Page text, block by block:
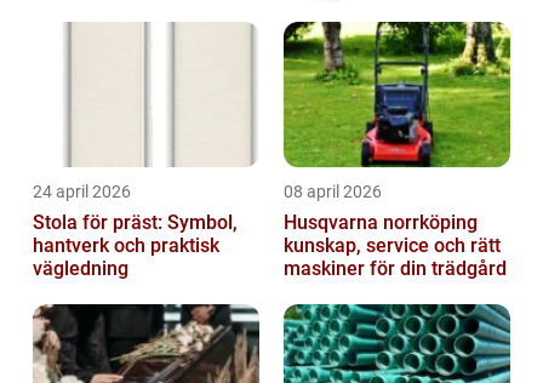
24 april 2026
Stola för präst: Symbol,
hantverk och praktisk
vägledning
08 april 2026
Husqvarna norrköping
kunskap, service och rätt
maskiner för din trädgård